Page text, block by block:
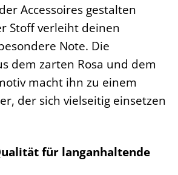
Accessoires gestalten
Stoff verleiht deinen
Note. Die
dem zarten Rosa und dem
macht ihn zu einem
der sich vielseitig einsetzen
für langanhaltende